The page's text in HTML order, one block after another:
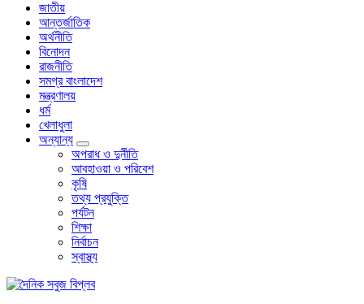
জাতীয়
আন্তর্জাতিক
অর্থনীতি
বিনোদন
রাজনীতি
সমগ্র বাংলাদেশ
মন্ত্রণালয়
ধর্ম
খেলাধুলা
অন্যান্য
অপরাধ ও দুর্নীতি
আবহাওয়া ও পরিবেশ
কৃষি
তথ্য প্রযুক্তি
পর্যটন
শিক্ষা
নির্বাচন
স্বাস্থ্য